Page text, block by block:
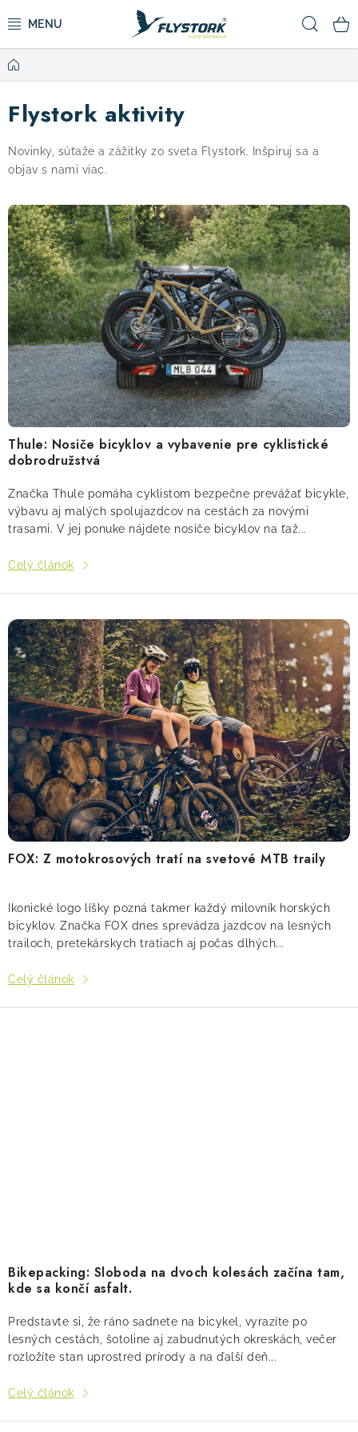
na
ZIMNÉ ŠPORTY
KOLOBEŽKY
OBLEČENIE A TOPÁNKY
DOPLNKY
CAMPING
VÝPREDAJ
! Akcie ! Obchodné podmienky
Doprava a platba
Moja objednávka
Kontakty Slovenčina
Domov
Flystork aktivity
Novinky, súťaže a zážitky zo sveta Flystork. Inšpiruj sa a
objav s nami viac.
V
ý
p
i
s
č
l
á
n
k
o
v
Thule: Nosiče bicyklov a vybavenie pre cyklistické
dobrodružstvá
Značka Thule pomáha cyklistom bezpečne prevážať bicykle,
výbavu aj malých spolujazdcov na cestách za novými
trasami. V jej ponuke nájdete nosiče bicyklov na ťaž...
Celý článok
FOX: Z motokrosových tratí na svetové MTB traily
Ikonické logo líšky pozná takmer každý milovník horských
bicyklov. Značka FOX dnes sprevádza jazdcov na lesných
trailoch, pretekárskych tratiach aj počas dlhých...
Celý článok
Bikepacking: Sloboda na dvoch kolesách začína tam,
kde sa končí asfalt.
Predstavte si, že ráno sadnete na bicykel, vyrazíte po
lesných cestách, šotoline aj zabudnutých okreskách, večer
rozložíte stan uprostred prírody a na ďalší deň...
Celý článok